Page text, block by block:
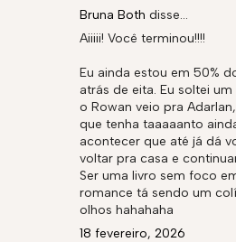
Bruna Both disse…
Aiiiii! Você terminou!!!!
Eu ainda estou em 50%
atrás de eita. Eu soltei
o Rowan veio pra
que tenha taaaaanto
acontecer que até já dá
voltar pra casa e
Ser uma livro sem foco
romance tá sendo um
olhos hahahaha
18 fevereiro, 2026